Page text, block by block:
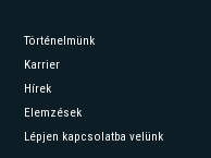
Történelmünk
Karrier
Hírek
Elemzések
Lépjen kapcsolatba velünk